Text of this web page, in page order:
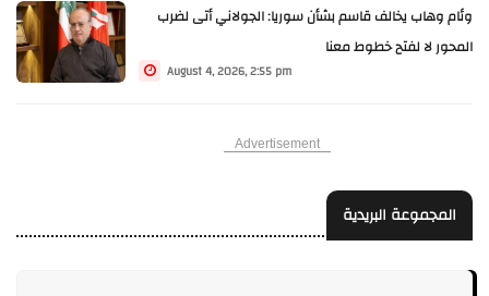
وئام وهاب يخالف قاسم بشأن سوريا: الجولاني أتى لضرب
المحور لا لفتح خطوط معنا
August 4, 2026, 2:55 pm
Advertisement
المجموعة البريدية